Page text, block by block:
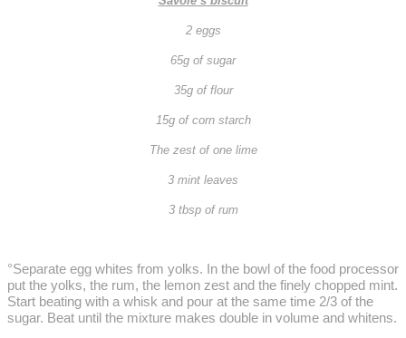
2 eggs
65g of sugar
35g of flour
15g of corn starch
The zest of one lime
3 mint leaves
3 tbsp of rum
°Separate egg whites from yolks. In the bowl of the food processor
put the yolks, the rum, the lemon zest and the finely chopped mint.
Start beating with a whisk and pour at the same time 2/3 of the
sugar. Beat until the mixture makes double in volume and whitens.